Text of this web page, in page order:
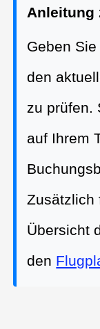
Anleitung
Geben
den
zu prüfen.
auf Ihrem
Zusätzlich
Übersicht
den